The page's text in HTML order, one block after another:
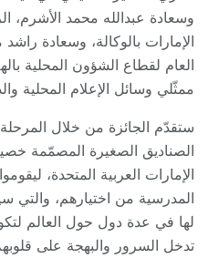
وسعادة عبدالله محمد الأشرم،
الإمارات بالوكالة، وسعادة
العام لقطاع الشؤون المحلية
ممثّلي وسائل الإعلام المحلية
ستقدّم الجائزة من خلال
الصناديق الصغيرة المصمّمة
الإمارات العربية المتحدة،
المدرسية من اختيارهم، والتي
لها في عدة دول حول العالم
تدخل السرور والبهجة على